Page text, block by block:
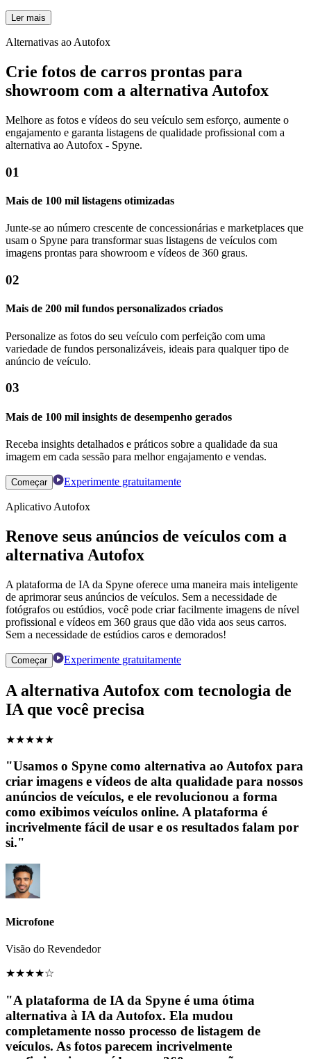
Ler mais
Alternativas ao Autofox
Crie fotos de carros prontas para
showroom com a alternativa Autofox
Melhore as fotos e vídeos do seu veículo sem esforço, aumente o
engajamento e garanta listagens de qualidade profissional com a
alternativa ao Autofox - Spyne.
01
Mais de 100 mil listagens otimizadas
Junte-se ao número crescente de concessionárias e marketplaces que
usam o Spyne para transformar suas listagens de veículos com
imagens prontas para showroom e vídeos de 360 ​​graus.
02
Mais de 200 mil fundos personalizados criados
Personalize as fotos do seu veículo com perfeição com uma
variedade de fundos personalizáveis, ideais para qualquer tipo de
anúncio de veículo.
03
Mais de 100 mil insights de desempenho gerados
Receba insights detalhados e práticos sobre a qualidade da sua
imagem em cada sessão para melhor engajamento e vendas.
Começar Experimente gratuitamente
Aplicativo Autofox
Renove seus anúncios de veículos com a
alternativa Autofox
A plataforma de IA da Spyne oferece uma maneira mais inteligente
de aprimorar seus anúncios de veículos. Sem a necessidade de
fotógrafos ou estúdios, você pode criar facilmente imagens de nível
profissional e vídeos em 360 graus que dão vida aos seus carros.
Sem a necessidade de estúdios caros e demorados!
Começar Experimente gratuitamente
A alternativa Autofox com tecnologia de
IA que você precisa
★★★★★
"Usamos o Spyne como alternativa ao Autofox para
criar imagens e vídeos de alta qualidade para nossos
anúncios de veículos, e ele revolucionou a forma
como exibimos veículos online. A plataforma é
incrivelmente fácil de usar e os resultados falam por
si."
Microfone
Visão do Revendedor
★★★★☆
"A plataforma de IA da Spyne é uma ótima
alternativa à IA da Autofox. Ela mudou
completamente nosso processo de listagem de
veículos. As fotos parecem incrivelmente